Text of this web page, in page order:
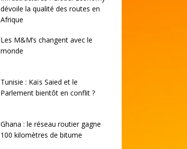
dévoile la qualité des routes en
Afrique
Les M&M’s changent avec le
monde
Tunisie : Kaïs Saied et le
Parlement bientôt en conflit ?
Ghana : le réseau routier gagne
100 kilomètres de bitume